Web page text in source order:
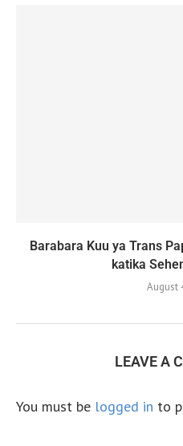
Barabara Kuu ya Trans
katika
August
LEAVE A
You must be logged in to